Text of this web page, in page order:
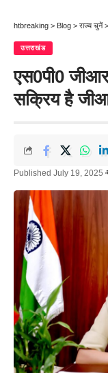
htbreaking > Blog > राज्य चुनें >
उत्तराखंड
एस0पी0
सक्रिय है
Published July 19, 2025